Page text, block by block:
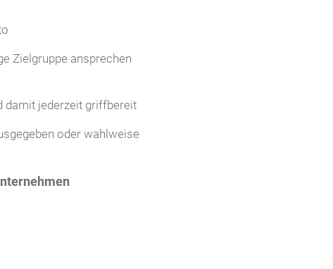
Zielgruppe ansprechen
damit jederzeit griffbereit
oder wahlweise